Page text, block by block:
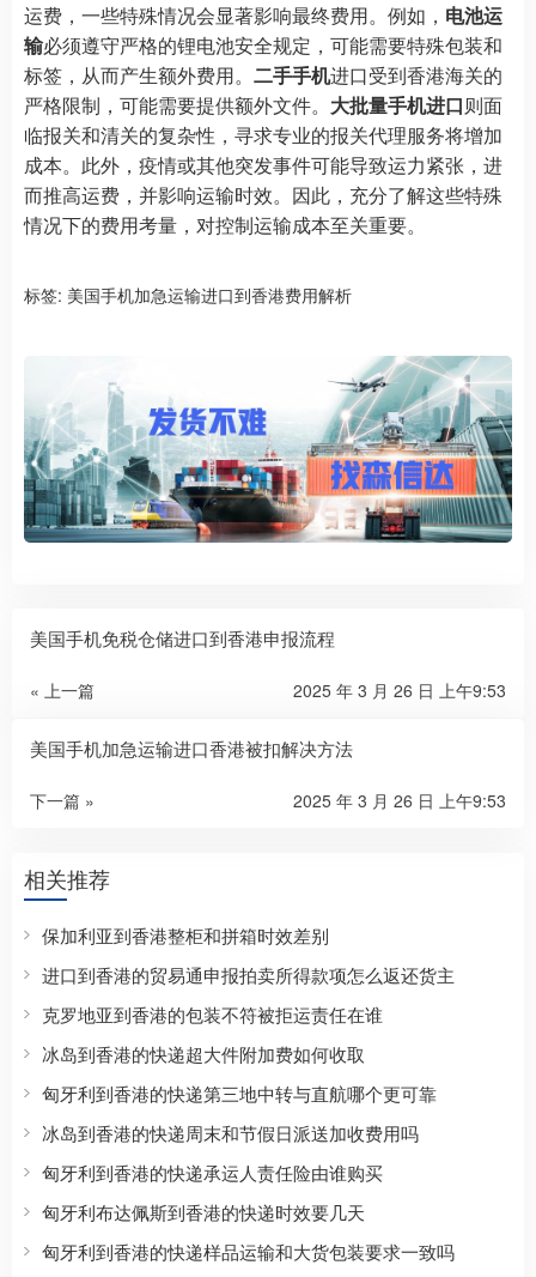
运费，一些特殊情况会显著影响最终费用。例如， 电池运
输必须遵守严格的锂电池安全规定，可能需要特殊包装和
标签，从而产生额外费用。 二手手机进口受到香港海关的
严格限制，可能需要提供额外文件。 大批量手机进口则面
临报关和清关的复杂性，寻求专业的报关代理服务将增加
成本。此外，疫情或其他突发事件可能导致运力紧张，进
而推高运费，并影响运输时效。因此，充分了解这些特殊
情况下的费用考量，对控制运输成本至关重要。
标签: 美国手机加急运输进口到香港费用解析
美国手机免税仓储进口到香港申报流程
« 上一篇 2025 年 3 月 26 日 上午9:53
美国手机加急运输进口香港被扣解决方法
下一篇 » 2025 年 3 月 26 日 上午9:53
相关推荐
保加利亚到香港整柜和拼箱时效差别
进口到香港的贸易通申报拍卖所得款项怎么返还货主
克罗地亚到香港的包装不符被拒运责任在谁
冰岛到香港的快递超大件附加费如何收取
匈牙利到香港的快递第三地中转与直航哪个更可靠
冰岛到香港的快递周末和节假日派送加收费用吗
匈牙利到香港的快递承运人责任险由谁购买
匈牙利布达佩斯到香港的快递时效要几天
匈牙利到香港的快递样品运输和大货包装要求一致吗